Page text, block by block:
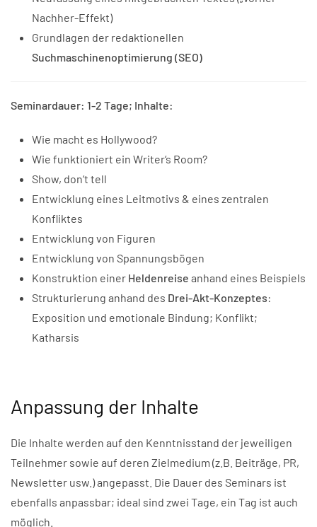
Nachher-Effekt)
Grundlagen der redaktionellen
Suchmaschinenoptimierung (SEO)
Seminardauer: 1-2 Tage; Inhalte:
Wie macht es Hollywood?
Wie funktioniert ein Writer‘s Room?
Show, don‘t tell
Entwicklung eines Leitmotivs & eines zentralen
Konfliktes
Entwicklung von Figuren
Entwicklung von Spannungsbögen
Konstruktion einer Heldenreise anhand eines Beispiels
Strukturierung anhand des Drei-Akt-Konzeptes:
Exposition und emotionale Bindung; Konflikt;
Katharsis
Anpassung der Inhalte
Die Inhalte werden auf den Kenntnisstand der jeweiligen
Teilnehmer sowie auf deren Zielmedium (z.B. Beiträge, PR,
Newsletter usw.) angepasst. Die Dauer des Seminars ist
ebenfalls anpassbar; ideal sind zwei Tage, ein Tag ist auch
möglich.